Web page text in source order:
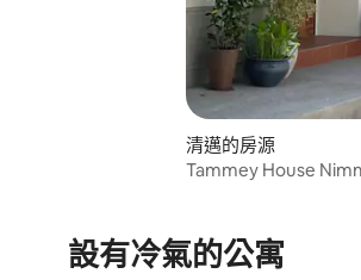
滿分 5 分）
清邁的房源
Tammey House
設有冷氣的公寓